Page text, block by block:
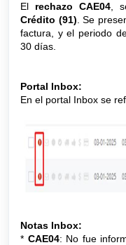
El rechazo CAE04 ,
Crédito (91) . Se
factura, y el periodo
30 días.
Portal Inbox:
En el portal Inbox se
Notas Inbox:
* CAE04: No fue